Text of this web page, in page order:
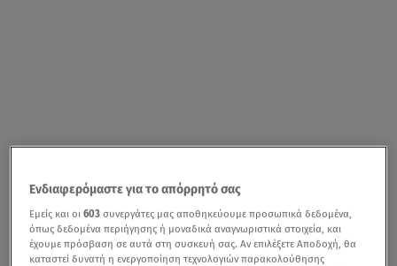
Ενδιαφερόμαστε για το απόρρητό σας
Εμείς και οι603 συνεργάτες μας αποθηκεύουμε προσωπικά δεδομένα,
όπως δεδομένα περιήγησης ή μοναδικά αναγνωριστικά στοιχεία, και
έχουμε πρόσβαση σε αυτά στη συσκευή σας. Αν επιλέξετε Αποδοχή, θα
καταστεί δυνατή η ενεργοποίηση τεχνολογιών παρακολούθησης